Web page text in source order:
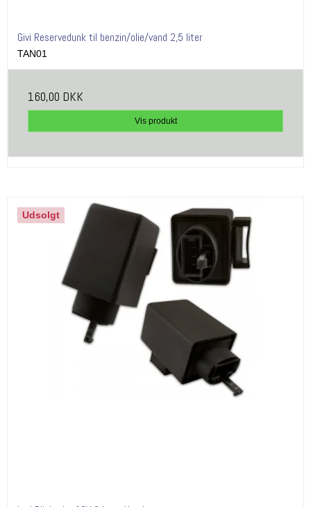
Givi Reservedunk til benzin/olie/vand 2,5 liter
TAN01
160,00 DKK
Vis produkt
Udsolgt